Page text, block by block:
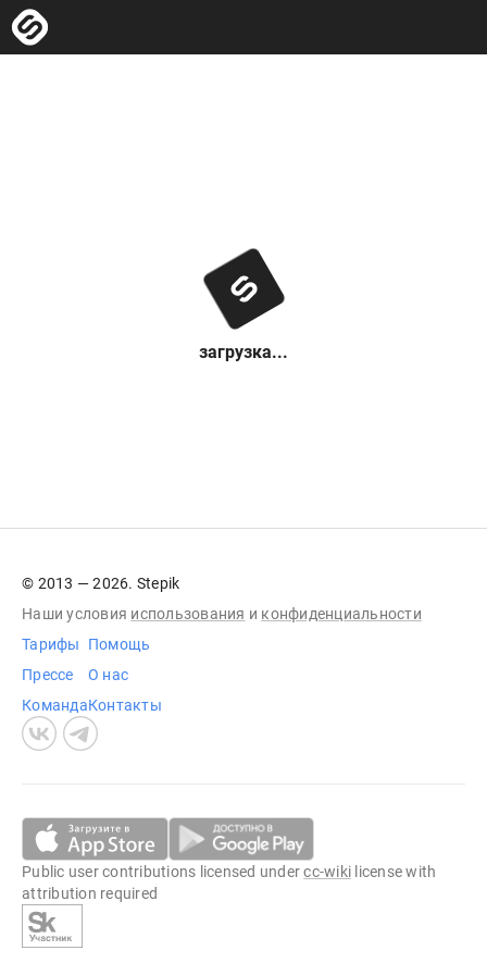
загрузка...
© 2013 — 2026. Stepik
Наши условия использования и конфиденциальности
Тарифы
Прессе
Команда
Помощь
О нас
Контакты
Public user contributions licensed undercc-wiki license with
attribution required